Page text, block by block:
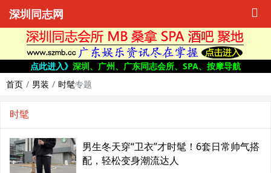
深圳同志网
点此进入》 深圳、广州、广东同志会所、SPA、按摩导航
首页
男装 时髦专题
时髦
男生冬天穿“卫衣”才时髦！6套日常帅气搭
配，轻松变身潮流达人